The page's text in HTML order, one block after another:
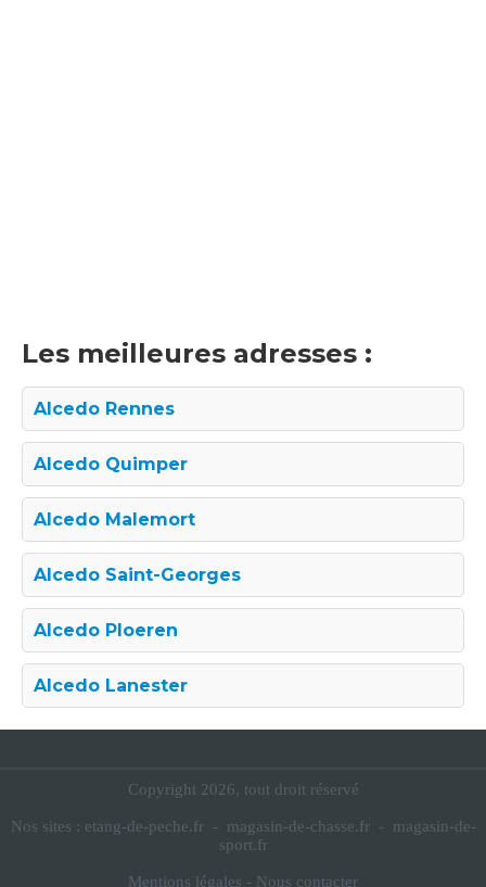
Les meilleures adresses :
Alcedo Rennes
Alcedo Quimper
Alcedo Malemort
Alcedo Saint-Georges
Alcedo Ploeren
Alcedo Lanester
Copyright 2026, tout droit réservé
Nos sites : etang-de-peche.fr- magasin-de-chasse.fr- magasin-de-
sport.fr
Mentions légales - Nous contacter